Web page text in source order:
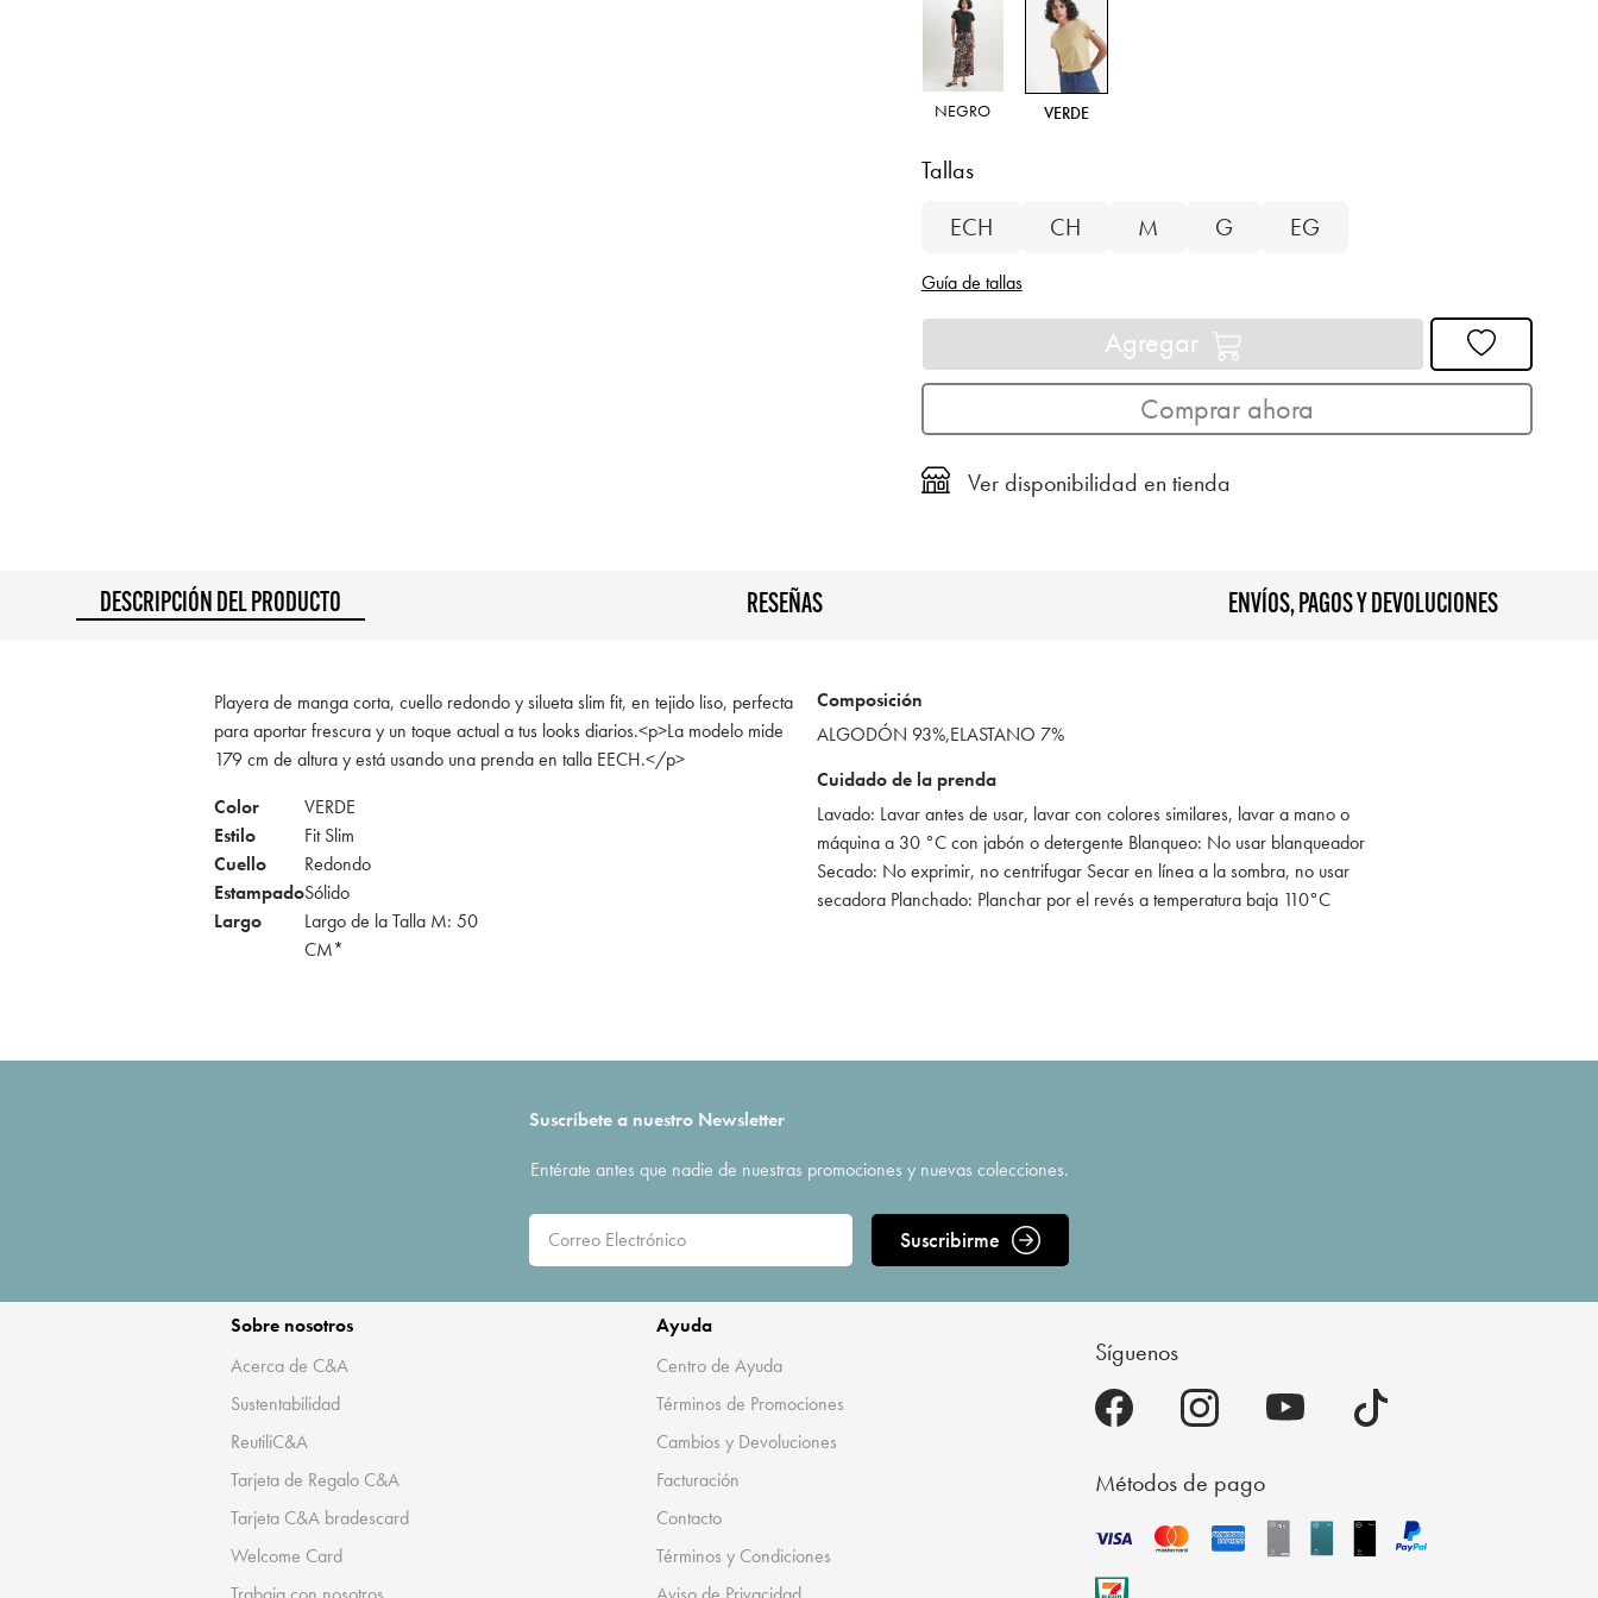
NEGRO VERDE
Tallas
ECH
CH M G EG
Guía de tallas
Agregar
Comprar ahora
Ver disponibilidad en tienda
DESCRIPCIÓN DEL PRODUCTO RESEÑAS ENVÍOS, PAGOS Y DEVOLUCIONES
Playera de manga corta, cuello redondo y silueta slim fit, en tejido liso, perfecta
para aportar frescura y un toque actual a tus looks diarios.<p>La modelo mide
179 cm de altura y está usando una prenda en talla EECH.</p>
Color
VERDE
Estilo
Fit Slim
Cuello
Redondo
EstampadoSólido
Largo
Largo de la Talla M: 50
CM*
Composición
ALGODÓN 93%,ELASTANO 7%
Cuidado de la prenda
Lavado: Lavar antes de usar, lavar con colores similares, lavar a mano o
máquina a 30 °C con jabón o detergente Blanqueo: No usar blanqueador
Secado: No exprimir, no centrifugar Secar en línea a la sombra, no usar
secadora Planchado: Planchar por el revés a temperatura baja 110°C
Suscríbete a nuestro Newsletter
Entérate antes que nadie de nuestras promociones y nuevas colecciones.
Suscribirme
Sobre nosotros
Acerca de C&A
Sustentabilidad
ReutiliC&A
Tarjeta de Regalo C&A
Tarjeta C&A bradescard
Welcome Card
Ayuda
Centro de Ayuda
Términos de Promociones
Cambios y Devoluciones
Facturación
Contacto
Términos y Condiciones
Síguenos
Métodos de pago